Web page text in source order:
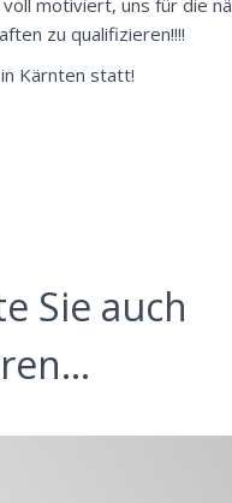
motiviert, uns für die
zu qualifizieren!!!!
Kärnten statt!
Sie auch